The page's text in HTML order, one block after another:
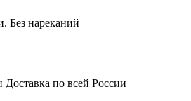
Без нареканий
Доставка по всей России